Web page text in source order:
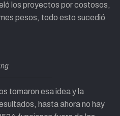
los proyectos por costosos,
pesos, todo esto sucedió
tomaron esa idea y la
hasta ahora no hay